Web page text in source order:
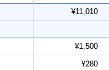
¥11,010
¥1,500
¥280